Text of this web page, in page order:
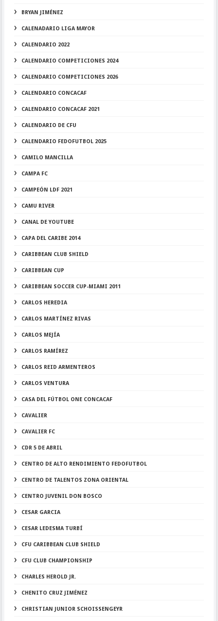
BRYAN JIMÉNEZ
CALENADARIO LIGA MAYOR
CALENDARIO 2022
CALENDARIO COMPETICIONES 2024
CALENDARIO COMPETICIONES 2026
CALENDARIO CONCACAF
CALENDARIO CONCACAF 2021
CALENDARIO DE CFU
CALENDARIO FEDOFUTBOL 2025
CAMILO MANCILLA
CAMPA FC
CAMPEÓN LDF 2021
CAMU RIVER
CANAL DE YOUTUBE
CAPA DEL CARIBE 2014
CARIBBEAN CLUB SHIELD
CARIBBEAN CUP
CARIBBEAN SOCCER CUP-MIAMI 2011
CARLOS HEREDIA
CARLOS MARTÍNEZ RIVAS
CARLOS MEJÍA
CARLOS RAMÍREZ
CARLOS REID ARMENTEROS
CARLOS VENTURA
CASA DEL FÚTBOL ONE CONCACAF
CAVALIER
CAVALIER FC
CDR 5 DE ABRIL
CENTRO DE ALTO RENDIMIENTO FEDOFUTBOL
CENTRO DE TALENTOS ZONA ORIENTAL
CENTRO JUVENIL DON BOSCO
CESAR GARCIA
CESAR LEDESMA TURBÍ
CFU CARIBBEAN CLUB SHIELD
CFU CLUB CHAMPIONSHIP
CHARLES HEROLD JR.
CHENITO CRUZ JIMÉNEZ
CHRISTIAN JUNIOR SCHOISSENGEYR